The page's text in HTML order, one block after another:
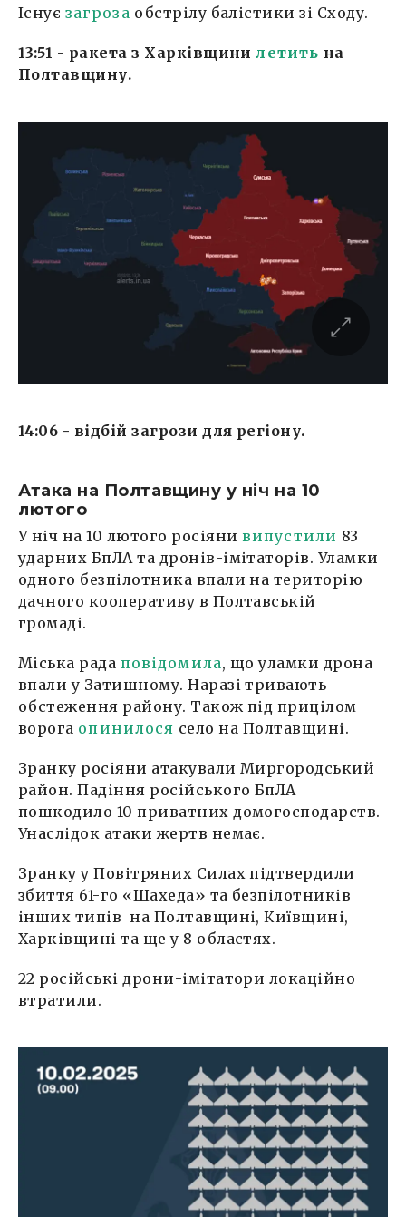
Існує загроза обстрілу балістики зі Сходу.
13:51 - ракета з Харківщини летить на
Полтавщину.
14:06 - відбій загрози для регіону.
Атака на Полтавщину у ніч на 10
лютого
У ніч на 10 лютого росіяни випустили 83
ударних БпЛА та дронів-імітаторів. Уламки
одного безпілотника впали на територію
дачного кооперативу в Полтавській
громаді.
Міська рада повідомила, що уламки дрона
впали у Затишному. Наразі тривають
обстеження району. Також під прицілом
ворога опинилося село на Полтавщині.
Зранку росіяни атакували Миргородський
район. Падіння російського БпЛА
пошкодило 10 приватних домогосподарств.
Унаслідок атаки жертв немає.
Зранку у Повітряних Силах підтвердили
збиття 61-го «Шахеда» та безпілотників
інших типів на Полтавщині, Київщині,
Харківщині та ще у 8 областях.
22 російські дрони-імітатори локаційно
втратили.